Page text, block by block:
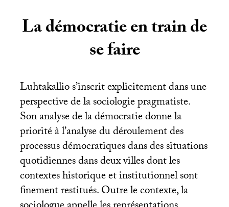
La démocratie en train de
se faire
Luhtakallio s’inscrit explicitement dans une
perspective de la sociologie pragmatiste.
Son analyse de la démocratie donne la
priorité à l’analyse du déroulement des
processus démocratiques dans des situations
quotidiennes dans deux villes dont les
contextes historique et institutionnel sont
finement restitués. Outre le contexte, la